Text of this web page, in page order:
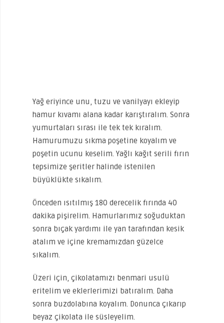
Yağ eriyince unu, tuzu ve vanilyayı ekleyip
hamur kıvamı alana kadar karıştıralım. Sonra
yumurtaları sırası ile tek tek kıralım.
Hamurumuzu sıkma poşetine koyalım ve
poşetin ucunu keselim. Yağlı kağıt serili fırın
tepsimize şeritler halinde istenilen
büyüklükte sıkalım.
Önceden ısıtılmış 180 derecelik fırında 40
dakika pişirelim. Hamurlarımız soğuduktan
sonra bıçak yardımı ile yan tarafından kesik
atalım ve içine kremamızdan güzelce
sıkalım.
Üzeri için, çikolatamızı benmari usulü
eritelim ve eklerlerimizi batıralım. Daha
sonra buzdolabına koyalım. Donunca çıkarıp
beyaz çikolata ile süsleyelim.